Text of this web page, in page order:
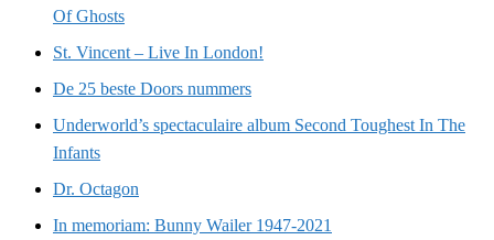
Of Ghosts
St. Vincent – Live In London!
De 25 beste Doors nummers
Underworld’s spectaculaire album Second Toughest In The
Infants
Dr. Octagon
In memoriam: Bunny Wailer 1947-2021